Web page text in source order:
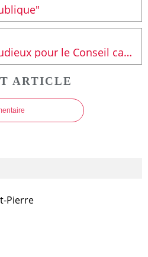
Un 42ème Conseil studieux pour le Conseil cantonal
ARTICLE
Pierre